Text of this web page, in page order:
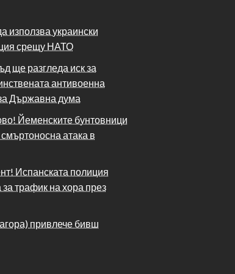
използва украински
срещу НАТО
ще разгледа иск за
антивоенна
Държавна дума
Йеменските бунтовници
атака в
Испанската полиция
трафик на хора през
привлече бивш